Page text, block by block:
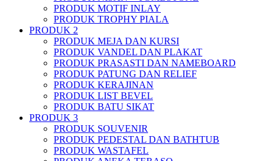
PRODUK MOTIF INLAY
PRODUK TROPHY PIALA
PRODUK 2
PRODUK MEJA DAN KURSI
PRODUK VANDEL DAN PLAKAT
PRODUK PRASASTI DAN NAMEBOARD
PRODUK PATUNG DAN RELIEF
PRODUK KERAJINAN
PRODUK LIST BEVEL
PRODUK BATU SIKAT
PRODUK 3
PRODUK SOUVENIR
PRODUK PEDESTAL DAN BATHTUB
PRODUK WASTAFEL